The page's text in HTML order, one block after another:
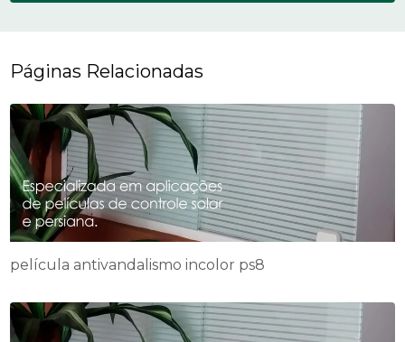
Páginas Relacionadas
película antivandalismo incolor ps8